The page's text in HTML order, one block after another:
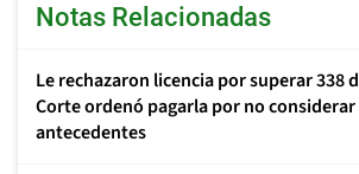
Notas Relacionadas
Le rechazaron licencia por superar 338
Corte ordenó pagarla por no
antecedentes